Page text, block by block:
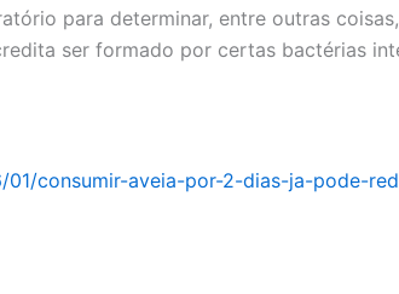
para determinar, entre outras
ser formado por certas bactérias
consumir-aveia-por-2-dias-ja-pode-